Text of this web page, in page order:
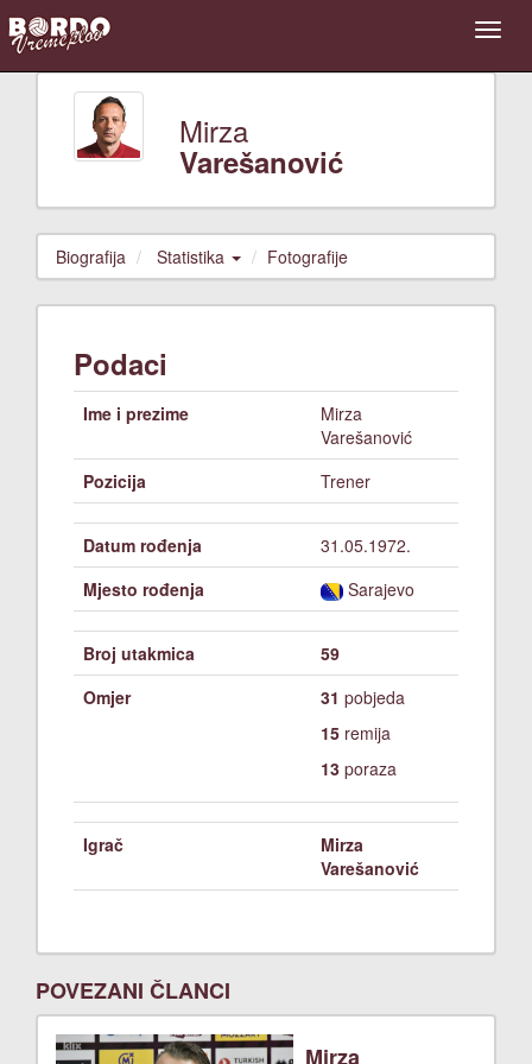
Mirza
Varešanović
Biografija Statistika Fotografije
Podaci
Ime i prezime
Mirza
Varešanović
Pozicija
Trener
Datum rođenja
31.05.1972.
Mjesto rođenja
Sarajevo
Broj utakmica
59
Omjer
31 pobjeda
15 remija
13 poraza
Igrač
Mirza
Varešanović
POVEZANI ČLANCI
Mirza